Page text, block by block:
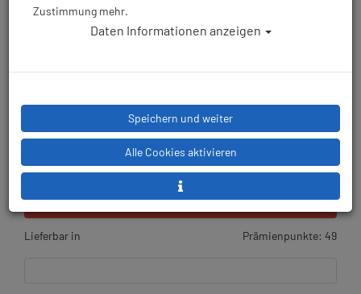
ab49,00 €*
96,00 € (66.20 %) gespart!
145,00 €
gültig bis 31.12.2027
Lieferbar in Prämienpunkte: 49
Zustimmung mehr.
Daten Informationen anzeigen
Speichern und weiter
Alle Cookies aktivieren